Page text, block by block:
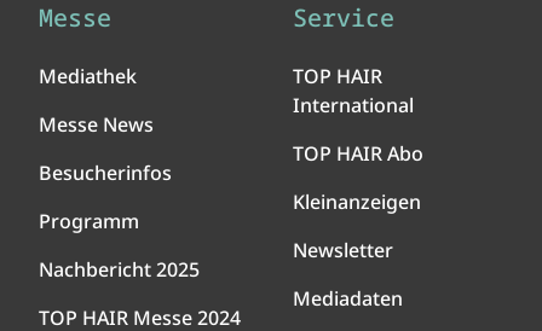
Messe
Mediathek
Messe News
Besucherinfos
Programm
Nachbericht 2025
TOP HAIR Messe 2024
Service
TOP HAIR
International
TOP HAIR Abo
Kleinanzeigen
Newsletter
Mediadaten